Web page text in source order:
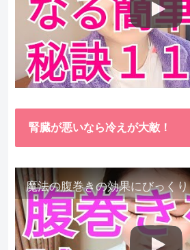
腎臓が悪いなら冷えが大敵！
魔法の腹巻きの効果にびっくり